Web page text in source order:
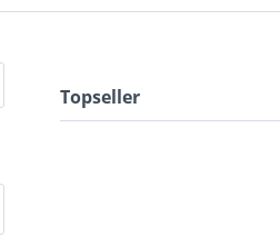
Topseller